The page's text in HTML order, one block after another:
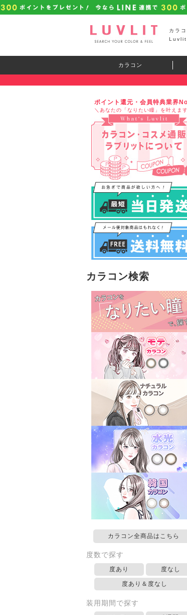
カラ
Luvlit
カラコン
ポイント還元・会員特典業界
＼あなたの「なりたい瞳」を叶えま
カラコン検索
カラコン全商品はこちら
度数で探す
度あり 度なし
度あり＆度なし
装用期間で探す